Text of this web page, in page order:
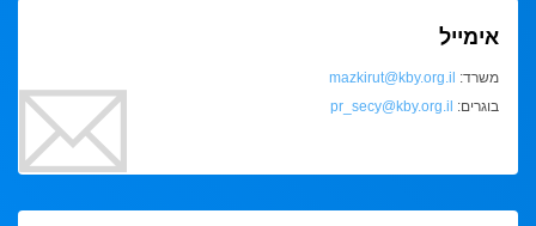
אימייל
משרד: mazkirut@kby.org.il
בוגרים: pr_secy@kby.org.il